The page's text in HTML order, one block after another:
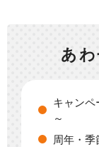
あ
キャン
～
周年・